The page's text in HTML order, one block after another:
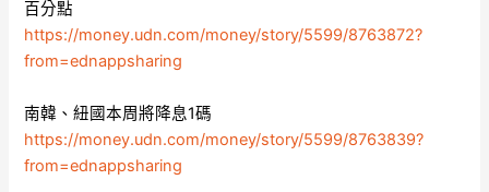
百分點
https://money.udn.com/money/story/5599/8763872?
from=ednappsharing
南韓、紐國本周將降息1碼
https://money.udn.com/money/story/5599/8763839?
from=ednappsharing